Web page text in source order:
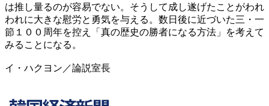
は推し量るのが容易でない。そうして成し遂げたことがわれ
われに大きな慰労と勇気を与える。数日後に近づいた三・一
節１００周年を控え「真の歴史の勝者になる方法」を考えて
みることになる。
イ・ハクヨン／論説室長